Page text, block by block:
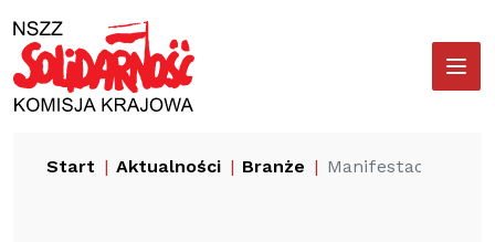
do
treści
Start Aktualności Branże Manifestacja